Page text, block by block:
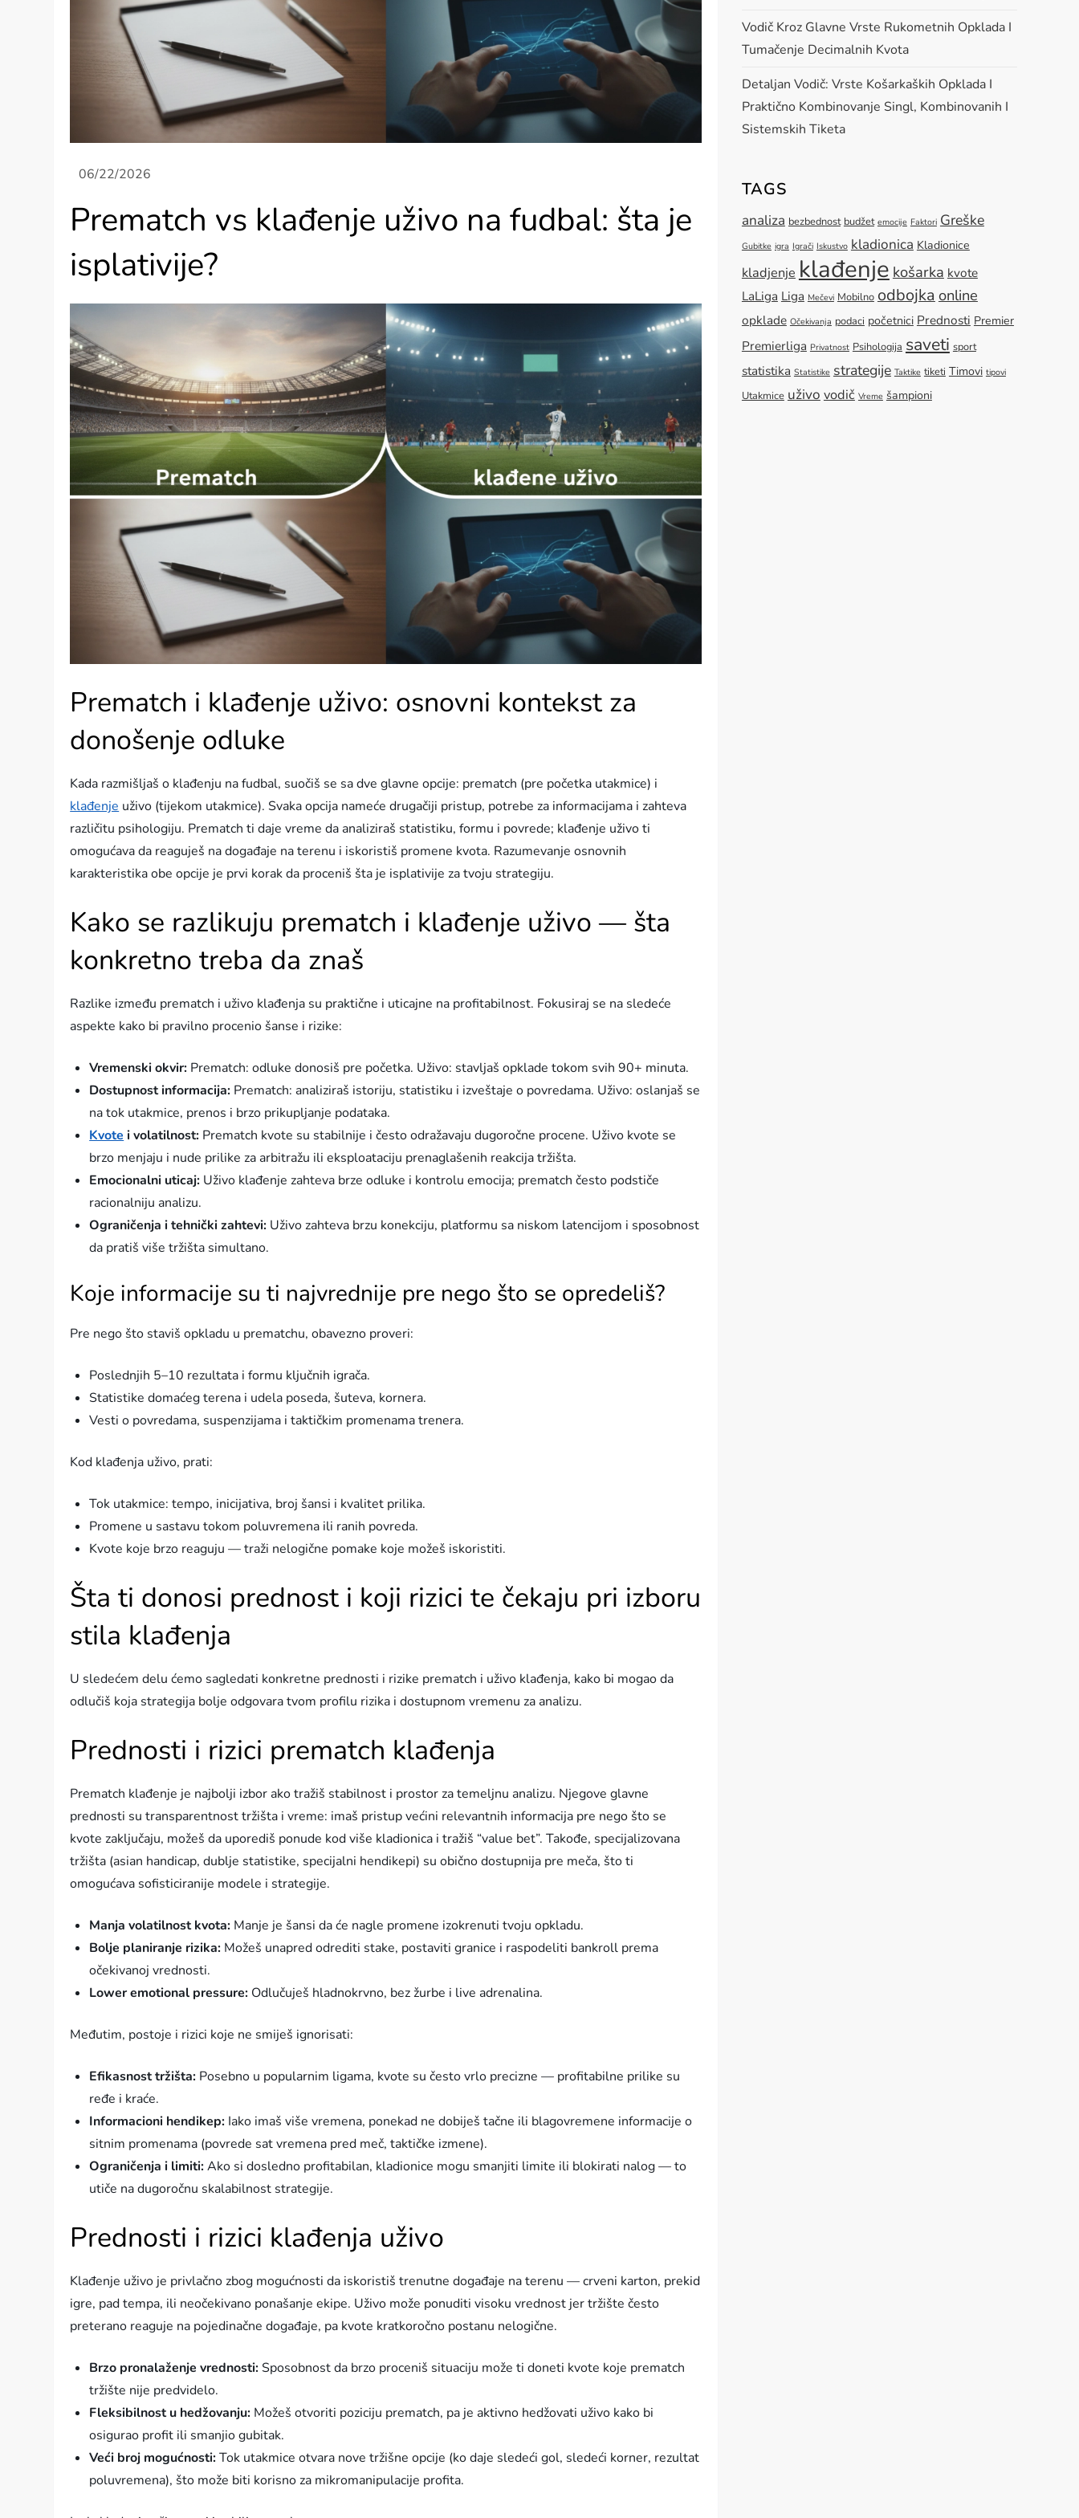
Prematch vs klađenje uživo na fudbal: šta je
isplativije?
Prematch i klađenje uživo: osnovni kontekst za
donošenje odluke
Kada razmišljaš o klađenju na fudbal, suočiš se sa dve glavne opcije: prematch (pre početka utakmice) i
klađenje uživo (tijekom utakmice). Svaka opcija nameće drugačiji pristup, potrebe za informacijama i zahteva
različitu psihologiju. Prematch ti daje vreme da analiziraš statistiku, formu i povrede; klađenje uživo ti
omogućava da reaguješ na događaje na terenu i iskoristiš promene kvota. Razumevanje osnovnih
karakteristika obe opcije je prvi korak da proceniš šta je isplativije za tvoju strategiju.
Kako se razlikuju prematch i klađenje uživo — šta
konkretno treba da znaš
Razlike između prematch i uživo klađenja su praktične i uticajne na profitabilnost. Fokusiraj se na sledeće
aspekte kako bi pravilno procenio šanse i rizike:
Vremenski okvir: Prematch: odluke donosiš pre početka. Uživo: stavljaš opklade tokom svih 90+ minuta.
Dostupnost informacija: Prematch: analiziraš istoriju, statistiku i izveštaje o povredama. Uživo: oslanjaš se
na tok utakmice, prenos i brzo prikupljanje podataka.
Kvote i volatilnost: Prematch kvote su stabilnije i često odražavaju dugoročne procene. Uživo kvote se
brzo menjaju i nude prilike za arbitražu ili eksploataciju prenaglašenih reakcija tržišta.
Emocionalni uticaj: Uživo klađenje zahteva brze odluke i kontrolu emocija; prematch često podstiče
racionalniju analizu.
Ograničenja i tehnički zahtevi: Uživo zahteva brzu konekciju, platformu sa niskom latencijom i sposobnost
da pratiš više tržišta simultano.
Koje informacije su ti najvrednije pre nego što se opredeliš?
Pre nego što staviš opkladu u prematchu, obavezno proveri:
Poslednjih 5–10 rezultata i formu ključnih igrača.
Statistike domaćeg terena i udela poseda, šuteva, kornera.
Vesti o povredama, suspenzijama i taktičkim promenama trenera.
Kod klađenja uživo, prati:
Tok utakmice: tempo, inicijativa, broj šansi i kvalitet prilika.
Promene u sastavu tokom poluvremena ili ranih povreda.
Kvote koje brzo reaguju — traži nelogične pomake koje možeš iskoristiti.
Šta ti donosi prednost i koji rizici te čekaju pri izboru
stila klađenja
U sledećem delu ćemo sagledati konkretne prednosti i rizike prematch i uživo klađenja, kako bi mogao da
odlučiš koja strategija bolje odgovara tvom profilu rizika i dostupnom vremenu za analizu.
Prednosti i rizici prematch klađenja
Prematch klađenje je najbolji izbor ako tražiš stabilnost i prostor za temeljnu analizu. Njegove glavne
prednosti su transparentnost tržišta i vreme: imaš pristup većini relevantnih informacija pre nego što se
kvote zaključaju, možeš da uporediš ponude kod više kladionica i tražiš “value bet”. Takođe, specijalizovana
tržišta (asian handicap, dublje statistike, specijalni hendikepi) su obično dostupnija pre meča, što ti
omogućava sofisticiranije modele i strategije.
Manja volatilnost kvota: Manje je šansi da će nagle promene izokrenuti tvoju opkladu.
Bolje planiranje rizika: Možeš unapred odrediti stake, postaviti granice i raspodeliti bankroll prema
očekivanoj vrednosti.
Lower emotional pressure: Odlučuješ hladnokrvno, bez žurbe i live adrenalina.
Međutim, postoje i rizici koje ne smiješ ignorisati:
Efikasnost tržišta: Posebno u popularnim ligama, kvote su često vrlo precizne — profitabilne prilike su
ređe i kraće.
Informacioni hendikep: Iako imaš više vremena, ponekad ne dobiješ tačne ili blagovremene informacije o
sitnim promenama (povrede sat vremena pred meč, taktičke izmene).
Ograničenja i limiti:Ako si dosledno profitabilan, kladionice mogu smanjiti limite ili blokirati nalog — to
utiče na dugoročnu skalabilnost strategije.
Prednosti i rizici klađenja uživo
Klađenje uživo je privlačno zbog mogućnosti da iskoristiš trenutne događaje na terenu — crveni karton, prekid
igre, pad tempa, ili neočekivano ponašanje ekipe. Uživo može ponuditi visoku vrednost jer tržište često
preterano reaguje na pojedinačne događaje, pa kvote kratkoročno postanu nelogične.
Brzo pronalaženje vrednosti:Sposobnost da brzo proceniš situaciju može ti doneti kvote koje prematch
tržište nije predvidelo.
Fleksibilnost u hedžovanju: Možeš otvoriti poziciju prematch, pa je aktivno hedžovati uživo kako bi
osigurao profit ili smanjio gubitak.
Veći broj mogućnosti:Tok utakmice otvara nove tržišne opcije (ko daje sledeći gol, sledeći korner, rezultat
poluvremena), što može biti korisno za mikromanipulacije profita.
Vodič Kroz Glavne Vrste Rukometnih Opklada I
Tumačenje Decimalnih Kvota
Detaljan Vodič: Vrste Košarkaških Opklada I
Praktično Kombinovanje Singl, Kombinovanih I
Sistemskih Tiketa
TAGS
analiza bezbednost budžet emocije Faktori Greške
Gubitke igra Igrači Iskustvo kladionica Kladionice
kladjenje klađenje košarka kvote
LaLiga Liga Mečevi Mobilno odbojka online
opklade Očekivanja podaci početnici Prednosti Premier
Premierliga Privatnost Psihologija saveti sport
statistika Statistike strategije Taktike tiketi Timovi tipovi
Utakmice uživo vodič Vreme šampioni